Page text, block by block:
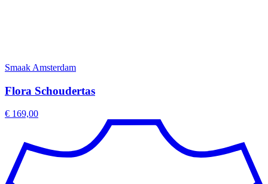
Smaak Amsterdam
Flora Schoudertas
€ 169,00